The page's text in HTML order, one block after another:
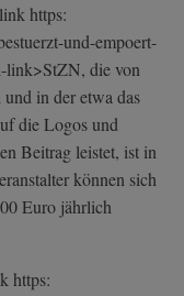
https:
und-e­mpoert-
link>StZN, die von
in der etwa das
die Logos und
Beitrag leistet, ist in
können sich
Euro jährlich
https: